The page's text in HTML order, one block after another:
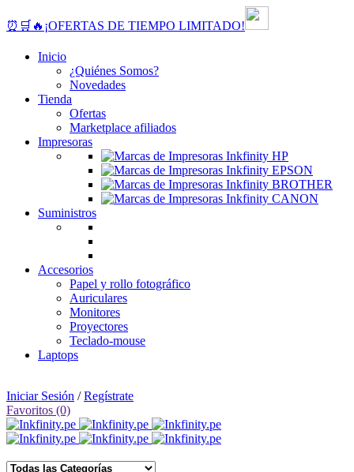
⏰🛒🔥¡OFERTAS DE TIEMPO LIMITADO!
Inicio
¿Quiénes Somos?
Novedades
Tienda
Ofertas
Marketplace afiliados
Impresoras
Suministros
Accesorios
Papel y rollo fotográfico
Auriculares
Monitores
Proyectores
Teclado-mouse
Laptops
Iniciar Sesión /Regístrate
Favoritos (0)